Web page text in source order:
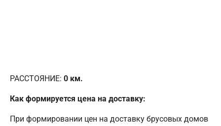
РАССТОЯНИЕ: 0 км.
Как формируется цена на доставку:
При формировании цен на доставку брусовых домов